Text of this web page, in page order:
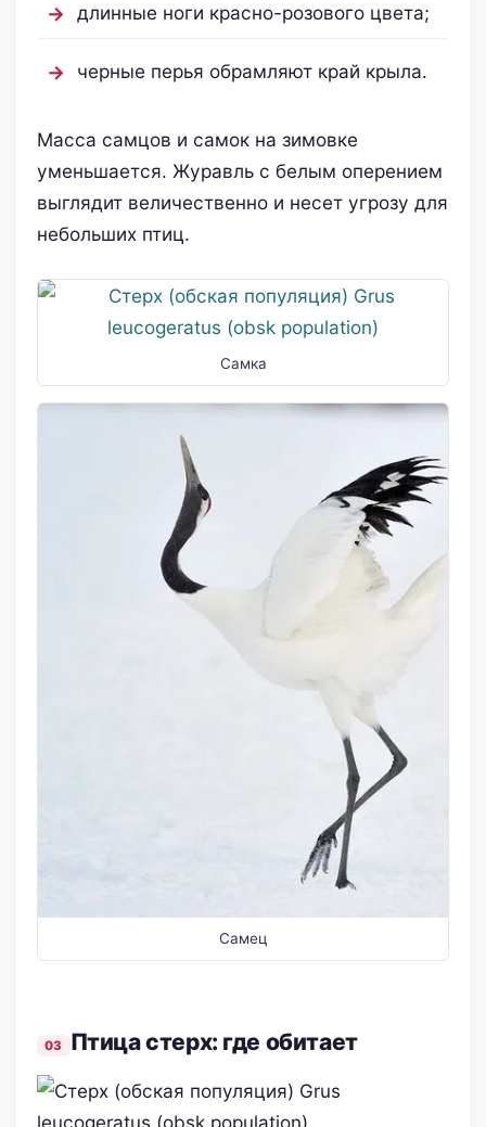
длинные ноги красно-розового цвета;
черные перья обрамляют край крыла.
Масса самцов и самок на зимовке
уменьшается. Журавль с белым оперением
выглядит величественно и несет угрозу для
небольших птиц.
Самка
Самец
Птица стерх: где обитает